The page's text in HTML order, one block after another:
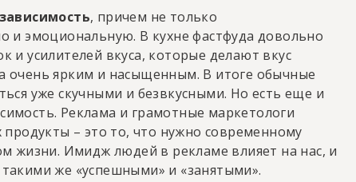
зависимость, причем не только
и эмоциональную. В кухне фастфуда довольно
и усилителей вкуса, которые делают вкус
очень ярким и насыщенным. В итоге обычные
уже скучными и безвкусными. Но есть еще и
Реклама и грамотные маркетологи
продукты – это то, что нужно современному
жизни. Имидж людей в рекламе влияет на нас, и
же «успешными» и «занятыми».